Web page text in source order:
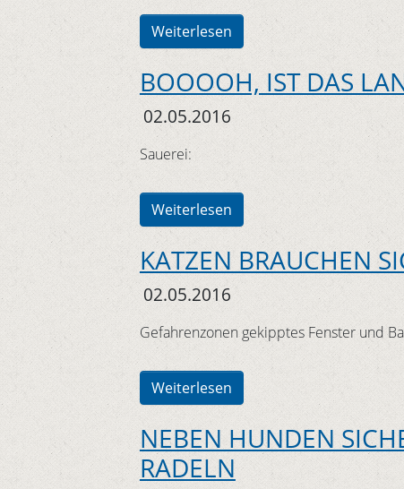
Weiterlesen
BOOOOH, IST DAS
02.05.2016
Sauerei:
Weiterlesen
KATZEN BRAUCHEN
02.05.2016
Gefahrenzonen gekipptes Fenster und
Weiterlesen
NEBEN HUNDEN
RADELN